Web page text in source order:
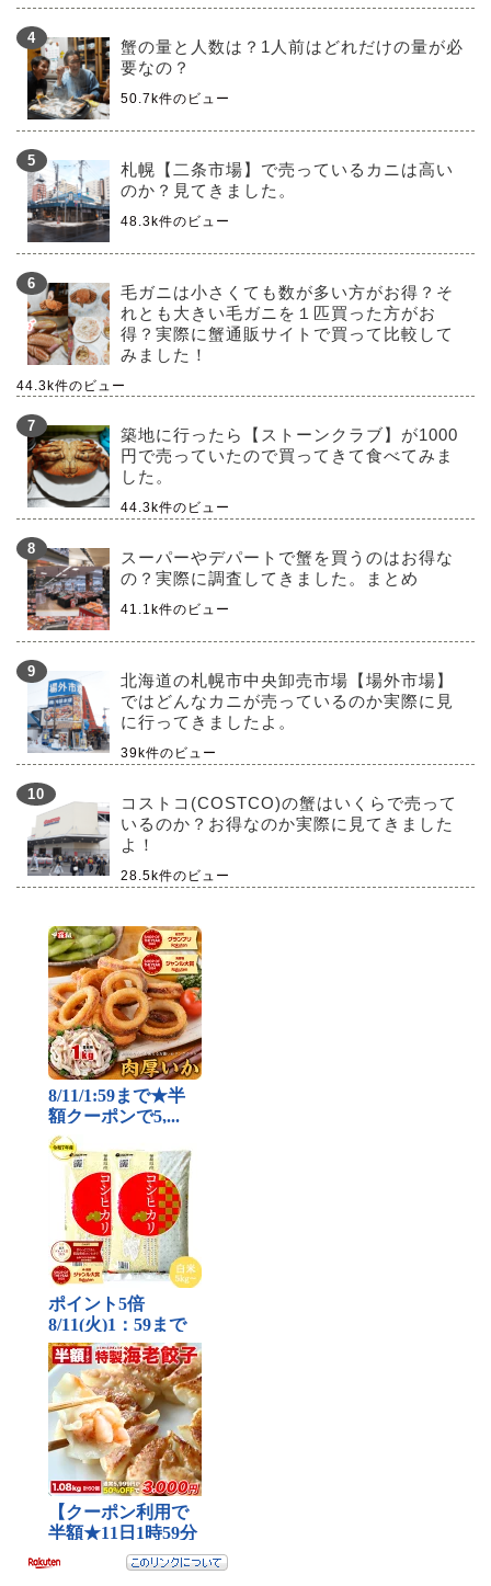
蟹の量と人数は？1人前はどれだけの量が必
要なの？
50.7k件のビュー
札幌【二条市場】で売っているカニは高い
のか？見てきました。
48.3k件のビュー
毛ガニは小さくても数が多い方がお得？そ
れとも大きい毛ガニを１匹買った方がお
得？実際に蟹通販サイトで買って比較して
みました！
44.3k件のビュー
築地に行ったら【ストーンクラブ】が1000
円で売っていたので買ってきて食べてみま
した。
44.3k件のビュー
スーパーやデパートで蟹を買うのはお得な
の？実際に調査してきました。まとめ
41.1k件のビュー
北海道の札幌市中央卸売市場【場外市場】
ではどんなカニが売っているのか実際に見
に行ってきましたよ。
39k件のビュー
コストコ(COSTCO)の蟹はいくらで売って
いるのか？お得なのか実際に見てきました
よ！
28.5k件のビュー